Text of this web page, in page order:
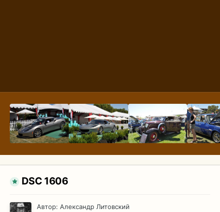
DSC 1606
Автор: Александр Литовский